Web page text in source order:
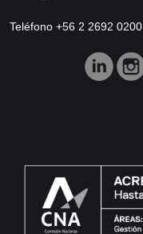
Teléfono +56 2 2692 0200